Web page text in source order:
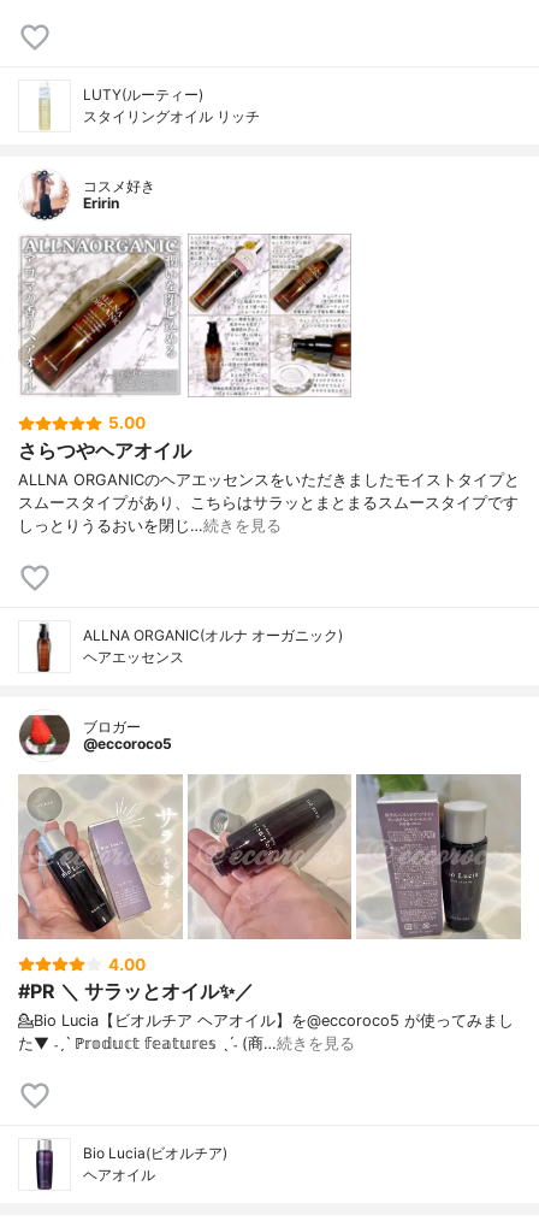
LUTY(ルーティー)
スタイリングオイル リッチ
コスメ好き
Eririn
5.00
さらつやヘアオイル
ALLNA ORGANICのヘアエッセンスをいただきましたモイストタイプと
スムースタイプがあり、こちらはサラッとまとまるスムースタイプです
しっとりうるおいを閉じ…続きを見る
ALLNA ORGANIC(オルナ オーガニック)
ヘアエッセンス
ブロガー
@eccoroco5
4.00
#PR ＼ サラッとオイル✨／
💁Bio Lucia【ビオルチア ヘアオイル】を@eccoroco5 が使ってみまし
た⁡⁡⁡⁡▼⁡⁡ ˗ˏˋ ℙ𝕣𝕠𝕕𝕦𝕔𝕥 𝕗𝕖𝕒𝕥𝕦𝕣𝕖𝕤 ˎˊ˗ (商…続きを見る
Bio Lucia(ビオルチア)
ヘアオイル